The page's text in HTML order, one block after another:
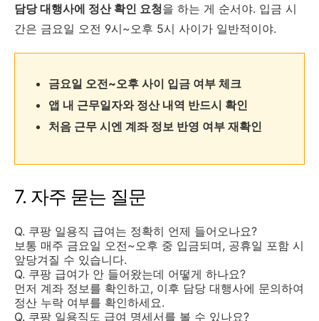
담당 대행사에 정산 확인 요청을 하는 게 순서야. 입금 시
간은 금요일 오전 9시~오후 5시 사이가 일반적이야.
금요일 오전~오후 사이 입금 여부 체크
앱 내 근무일자와 정산 내역 반드시 확인
처음 근무 시엔 계좌 정보 반영 여부 재확인
7. 자주 묻는 질문
Q. 쿠팡 일용직 급여는 정확히 언제 들어오나요?
보통 매주 금요일 오전~오후 중 입금되며, 공휴일 포함 시
앞당겨질 수 있습니다.
Q. 쿠팡 급여가 안 들어왔는데 어떻게 하나요?
먼저 계좌 정보를 확인하고, 이후 담당 대행사에 문의하여
정산 누락 여부를 확인하세요.
Q. 쿠팡 일용직도 급여 명세서를 볼 수 있나요?